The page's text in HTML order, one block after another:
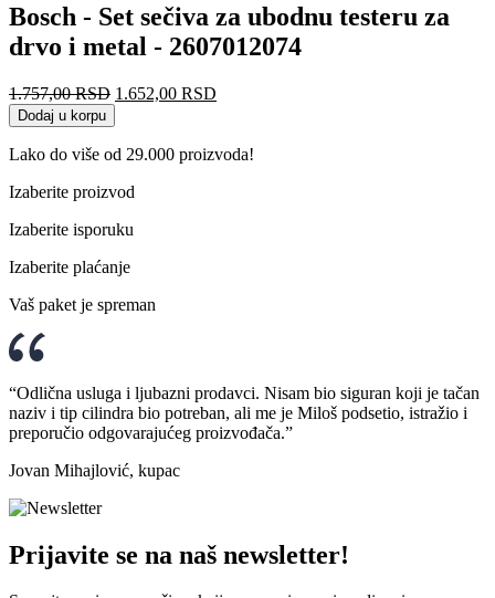
Bosch - Set sečiva za ubodnu testeru za
drvo i metal - 2607012074
1.757,00RSD Originalna
cena
je
bila:
1.652,00 RSD
1.652,00 RSD.
Dodaj u korpu
Lako do više od 29.000 proizvoda!
Izaberite proizvod
Izaberite isporuku
Izaberite plaćanje
Vaš paket je spreman
“Odlična usluga i ljubazni prodavci. Nisam bio siguran koji je tačan
naziv i tip cilindra bio potreban, ali me je Miloš podsetio, istražio i
preporučio odgovarajućeg proizvođača.”
Jovan Mihajlović, kupac
Prijavite se na naš newsletter!